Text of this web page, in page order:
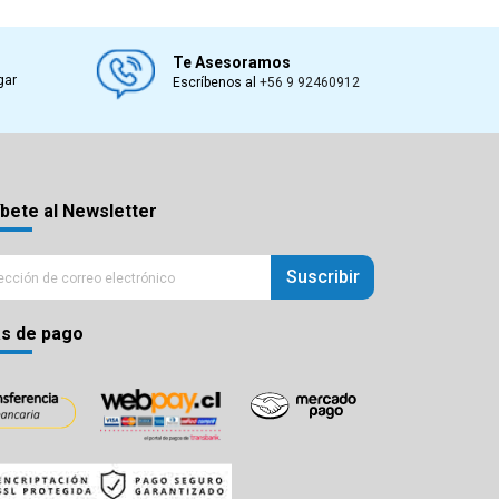
Te Asesoramos
Escríbenos al+56 9 92460912
al Newsletter
Suscribir
de pago